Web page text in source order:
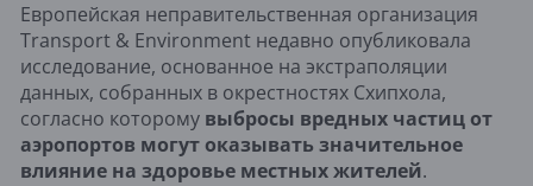
Европейская неправительственная организация
Transport & Environment недавно опубликовала
исследование, основанное на экстраполяции
данных, собранных в окрестностях Схипхола,
согласно которому выбросы вредных частиц от
аэропортов могут оказывать значительное
влияние на здоровье местных жителей.